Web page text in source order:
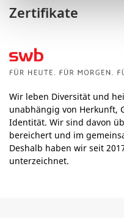
Zertifikate
Wir leben Diversität und
unabhängig von Herkunft,
Identität. Wir sind davon
bereichert und im
Deshalb haben wir seit
unterzeichnet.